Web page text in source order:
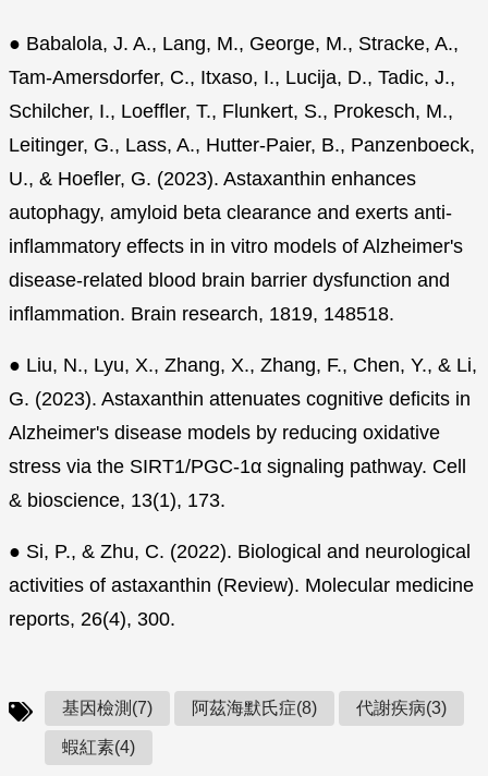
● Babalola, J. A., Lang, M., George, M., Stracke, A.,
Tam-Amersdorfer, C., Itxaso, I., Lucija, D., Tadic, J.,
Schilcher, I., Loeffler, T., Flunkert, S., Prokesch, M.,
Leitinger, G., Lass, A., Hutter-Paier, B., Panzenboeck,
U., & Hoefler, G. (2023). Astaxanthin enhances
autophagy, amyloid beta clearance and exerts anti-
inflammatory effects in in vitro models of Alzheimer's
disease-related blood brain barrier dysfunction and
inflammation. Brain research, 1819, 148518.
● Liu, N., Lyu, X., Zhang, X., Zhang, F., Chen, Y., & Li,
G. (2023). Astaxanthin attenuates cognitive deficits in
Alzheimer's disease models by reducing oxidative
stress via the SIRT1/PGC-1α signaling pathway. Cell
& bioscience, 13(1), 173.
● Si, P., & Zhu, C. (2022). Biological and neurological
activities of astaxanthin (Review). Molecular medicine
reports, 26(4), 300.
基因檢測(7) 阿茲海默氏症(8) 代謝疾病(3)
蝦紅素(4)